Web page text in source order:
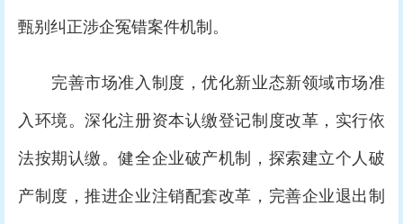
甄别纠正涉企冤错案件机制。
完善市场准入制度，优化新业态新领域市场准
入环境。深化注册资本认缴登记制度改革，实行依
法按期认缴。健全企业破产机制，探索建立个人破
产制度，推进企业注销配套改革，完善企业退出制